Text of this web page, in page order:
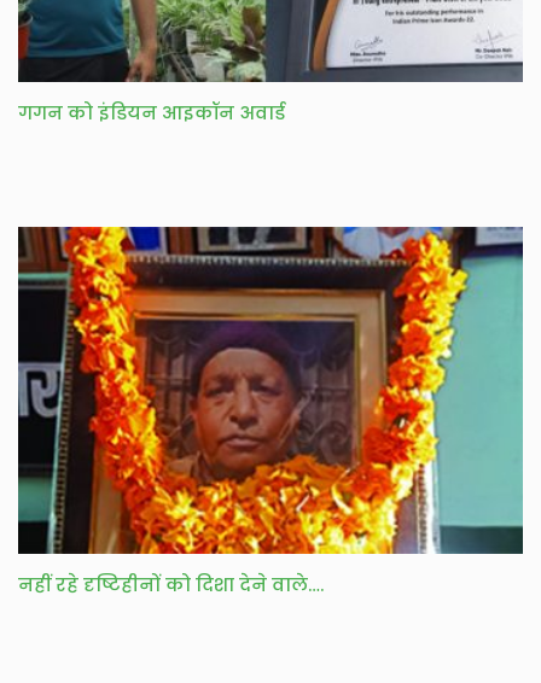
गगन को इंडियन आइकॉन अवार्ड
नहीं रहे दृष्टिहीनों को दिशा देने वाले….